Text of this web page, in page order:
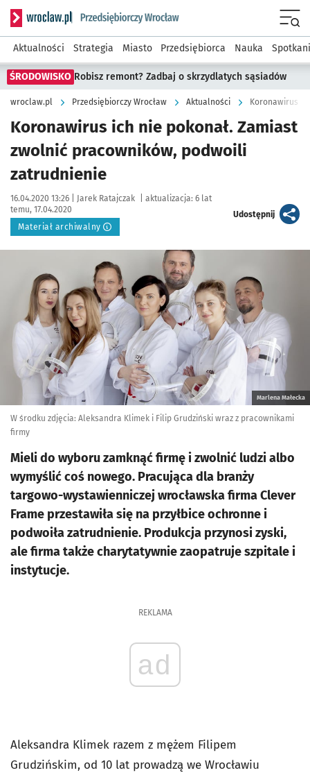
Serwis informacyjny wroclaw.pl podserwis: Strategia
Aktualności Strategia Miasto Przedsiębiorca Nauka
ŚRODOWISKO Robisz remont? Zadbaj o skrzydlatych sąsiadów
wroclaw.pl Przedsiębiorczy Wrocław Aktualności
Koronawirus ich nie pokonał. Zamiast
zwolnić pracowników, podwoili
zatrudnienie
Data publikacji:
16.04.2020 13:26 | Autor:
Jarek Ratajczak aktualizacja: 6 lat
temu, 17.04.2020
Materiał archiwalny
Udostępnijartykuł
Marlena Małecka
W środku zdjęcia: Aleksandra Klimek i Filip Grudziński wraz z pracownikami
firmy
Mieli do wyboru zamknąć firmę i zwolnić ludzi albo
wymyślić coś nowego. Pracująca dla branży
targowo-wystawienniczej wrocławska firma Clever
Frame przestawiła się na przyłbice ochronne i
podwoiła zatrudnienie. Produkcja przynosi zyski,
ale firma także charytatywnie zaopatruje szpitale i
instytucje.
REKLAMA
ad
Aleksandra Klimek razem z mężem Filipem
Grudzińskim, od 10 lat prowadzą we Wrocławiu